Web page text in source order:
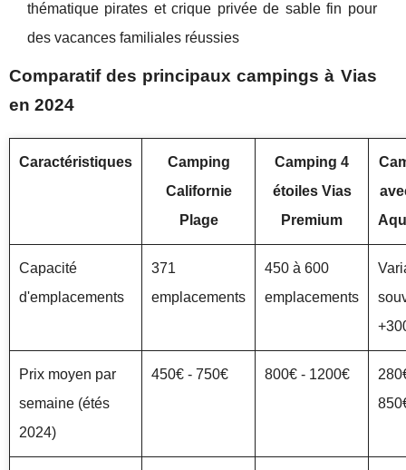
thématique pirates et crique privée de sable fin pour
des vacances familiales réussies
Comparatif des principaux campings à Vias
en 2024
Caractéristiques
Camping
Californie
Plage
Camping 4
étoiles Vias
Premium
Capacité
d'emplacements
371
emplacements
450 à 600
emplacements
Prix moyen par
semaine (étés
2024)
450€ - 750€ 800€ - 1200€